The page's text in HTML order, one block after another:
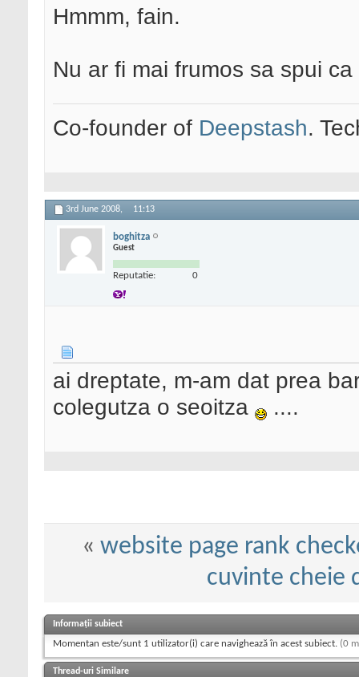
Hmmm, fain.
Nu ar fi mai frumos sa spui
Co-founder of Deepstash.
3rd June 2008, 11:13
boghitza
Guest
Reputatie: 0
ai dreptate, m-am dat prea
colegutza o seoitza
....
« website page rank
cuvinte cheie
Informații subiect
Momentan este/sunt 1 utilizator(i) care navighează în acest subiect. (0
Thread-uri Similare